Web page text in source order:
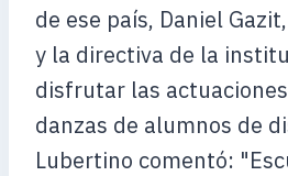
de ese país, Daniel
y la directiva de la
disfrutar las
danzas de alumnos de
Lubertino comentó: